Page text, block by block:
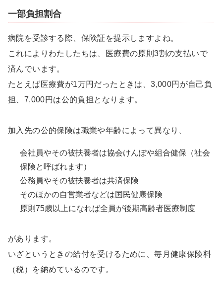
一部負担割合
病院を受診する際、保険証を提示しますよね。
これによりわたしたちは、医療費の原則3割の支払いで
済んでいます。
たとえば医療費が1万円だったときは、3,000円が自己負
担、7,000円は公的負担となります。
加入先の公的保険は職業や年齢によって異なり、
会社員やその被扶養者は協会けんぽや組合健保（社会
保険と呼ばれます）
公務員やその被扶養者は共済保険
そのほかの自営業者などは国民健康保険
原則75歳以上になれば全員が後期高齢者医療制度
があります。
いざというときの給付を受けるために、毎月健康保険料
（税）を納めているのです。